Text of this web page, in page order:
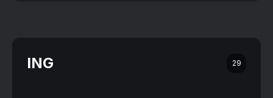
ING 29